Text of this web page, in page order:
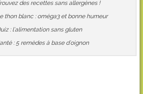
des recettes sans allergènes !
thon blanc : oméga3 et bonne humeur
: l'alimentation sans gluten
: 5 remèdes à base d'oignon